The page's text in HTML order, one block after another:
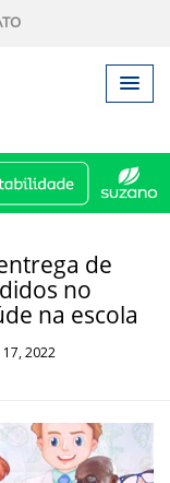
de
no
na escola
2022